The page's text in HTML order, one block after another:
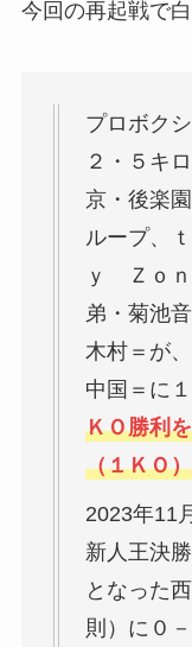
今回の再起戦で白
プロボク
２・５キ
京・後楽
ループ、
ｙ Ｚｏｎ
弟・菊池
木村＝が
中国＝に
ＫＯ勝利
（１ＫＯ
2023年11
新人王決
となった
則）に０